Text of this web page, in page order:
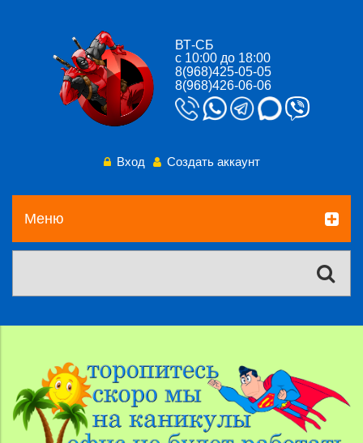
ВТ-СБ
с 10:00 до 18:00
8(968)425-05-05
8(968)426-06-06
Вход Создать аккаунт
Меню